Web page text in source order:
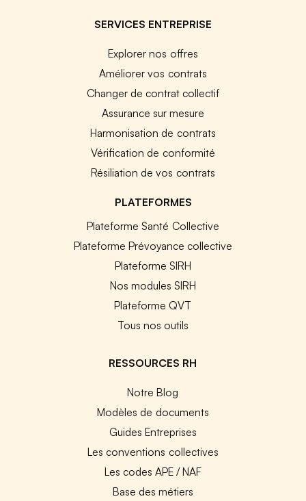
SERVICES ENTREPRISE
Explorer nos offres
Améliorer vos contrats
Changer de contrat collectif
Assurance sur mesure
Harmonisation de contrats
Vérification de conformité
Résiliation de vos contrats
PLATEFORMES
Plateforme Santé Collective
Plateforme Prévoyance collective
Plateforme SIRH
Nos modules SIRH
Plateforme QVT
Tous nos outils
RESSOURCES RH
Notre Blog
Modèles de documents
Guides Entreprises
Les conventions collectives
Les codes APE / NAF
Base des métiers